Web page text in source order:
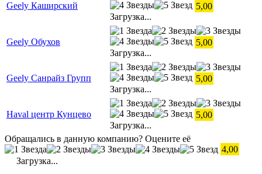
Geely Каширский
5,00
Загрузка...
Geely Обухов
5,00
Загрузка...
Geely Санрайз Групп
5,00
Загрузка...
Haval центр Кунцево
5,00
Загрузка...
Обращались в данную компанию? Оцените её
4,00
Загрузка...